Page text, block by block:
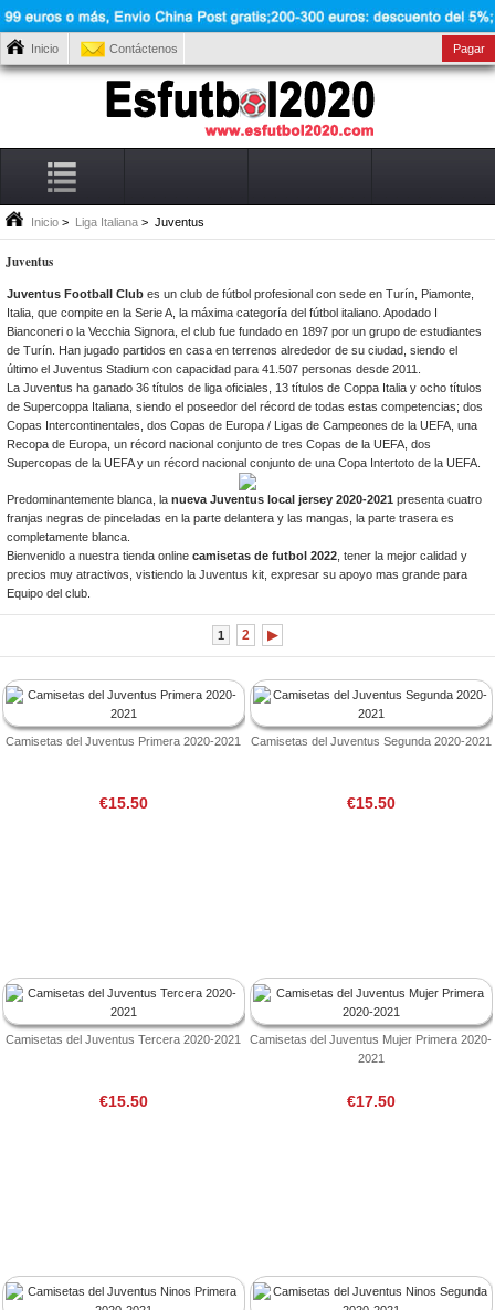
Inicio Contáctenos Pagar
Inicio > Liga Italiana > Juventus
Juventus
Juventus Football Clubes un club de fútbol profesional con sede en Turín, Piamonte,
Italia, que compite en la Serie A, la máxima categoría del fútbol italiano. Apodado I
Bianconeri o la Vecchia Signora, el club fue fundado en 1897 por un grupo de estudiantes
de Turín. Han jugado partidos en casa en terrenos alrededor de su ciudad, siendo el
último el Juventus Stadium con capacidad para 41.507 personas desde 2011.
La Juventus ha ganado 36 títulos de liga oficiales, 13 títulos de Coppa Italia y ocho títulos
de Supercoppa Italiana, siendo el poseedor del récord de todas estas competencias; dos
Copas Intercontinentales, dos Copas de Europa / Ligas de Campeones de la UEFA, una
Recopa de Europa, un récord nacional conjunto de tres Copas de la UEFA, dos
Supercopas de la UEFA y un récord nacional conjunto de una Copa Intertoto de la UEFA.
Predominantemente blanca, la nueva Juventus local jersey 2020-2021 presenta cuatro
franjas negras de pinceladas en la parte delantera y las mangas, la parte trasera es
completamente blanca.
Bienvenido a nuestra tienda online camisetas de futbol 2022, tener la mejor calidad y
precios muy atractivos, vistiendo la Juventus kit, expresar su apoyo mas grande para
Equipo del club.
1 2 ▶
Camisetas del Juventus Primera 2020-2021
€15.50
Camisetas del Juventus Segunda 2020-2021
€15.50
Camisetas del Juventus Tercera 2020-2021
€15.50
Camisetas del Juventus Mujer Primera 2020-
2021
€17.50